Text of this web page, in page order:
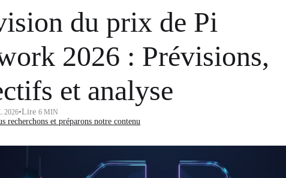
du prix de Pi
2026 : Prévisions,
et analyse
2026•Lire 6 MIN
recherchons et préparons notre contenu